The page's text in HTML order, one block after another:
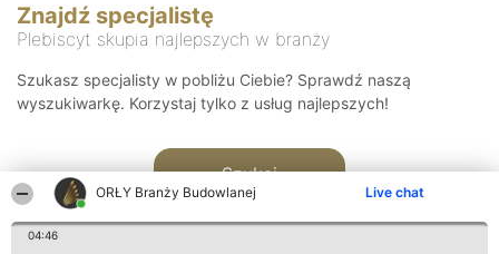
ORŁY Branży Budowlanej Live chat
04:46
Znajdź specjalistę
Plebiscyt skupia najlepszych w branży
Szukasz specjalisty w pobliżu Ciebie? Sprawdź naszą
wyszukiwarkę. Korzystaj tylko z usług najlepszych!
Szukaj